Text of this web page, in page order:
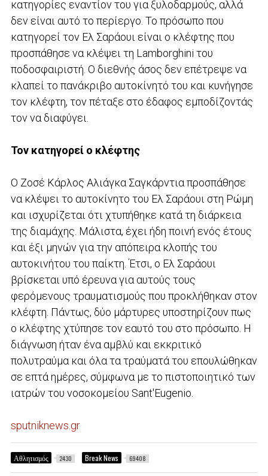
κατηγορίες εναντίον του για ξυλοδαρμούς, αλλά
δεν είναι αυτό το περίεργο. Το πρόσωπο που
κατηγορεί τον Ελ Σαράουι είναι ο κλέφτης που
προσπάθησε να κλέψει τη Lamborghini του
ποδοσφαιριστή. Ο διεθνής άσος δεν επέτρεψε να
κλαπεί το πανάκριβο αυτοκίνητό του και κυνήγησε
τον κλέφτη, τον πέταξε στο έδαφος εμποδίζοντάς
τον να διαφύγει.
Τον κατηγορεί ο κλέφτης
Ο Ζοσέ Κάρλος Αλιάγκα Σαγκάρντια προσπάθησε
να κλέψει το αυτοκίνητο του Ελ Σαράουι στη Ρώμη
και ισχυρίζεται ότι χτυπήθηκε κατά τη διάρκεια
της διαμάχης. Μάλιστα, έχει ήδη ποινή ενός έτους
και έξι μηνών για την απόπειρα κλοπής του
αυτοκινήτου του παίκτη. Έτσι, ο Ελ Σαράουι
βρίσκεται υπό έρευνα για αυτούς τους
φερόμενους τραυματισμούς που προκλήθηκαν στον
κλέφτη. Πάντως, δύο μάρτυρες υποστηρίζουν πως
ο κλέφτης χτύπησε τον εαυτό του στο πρόσωπο. Η
διάγνωση ήταν ένα αμβλύ και εκκριτικό
πολυτραύμα και όλα τα τραύματά του επουλώθηκαν
σε επτά ημέρες, σύμφωνα με το πιστοποιητικό των
ιατρών του νοσοκομείου Sant'Eugenio.
sputniknews.gr
Αθλητισμός 2430 Break News 69408